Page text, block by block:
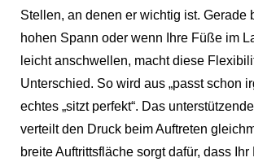
Stellen, an denen er wichtig ist. Gerade
hohen Spann oder wenn Ihre Füße im
leicht anschwellen, macht diese
Unterschied. So wird aus „passt schon
echtes „sitzt perfekt“. Das
verteilt den Druck beim Auftreten
breite Auftrittsfläche sorgt dafür, dass